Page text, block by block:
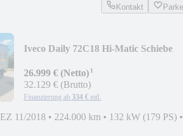
Kontakt
Iveco Daily 72C18 Hi-Matic Schiebe
26.999 € (Netto)¹
32.129 € (Brutto)
Finanzierung ab 334 € mtl.
EZ 11/2018 • 224.000 km • 132 kW (179 PS) •